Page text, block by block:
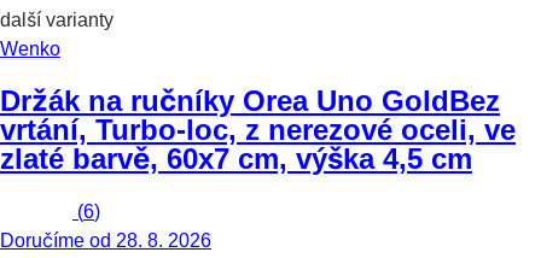
další varianty
Wenko
Držák na ručníky Orea Uno GoldBez
vrtání, Turbo-loc, z nerezové oceli, ve
zlaté barvě, 60x7 cm, výška 4,5 cm
(6)
Doručíme od 28. 8. 2026